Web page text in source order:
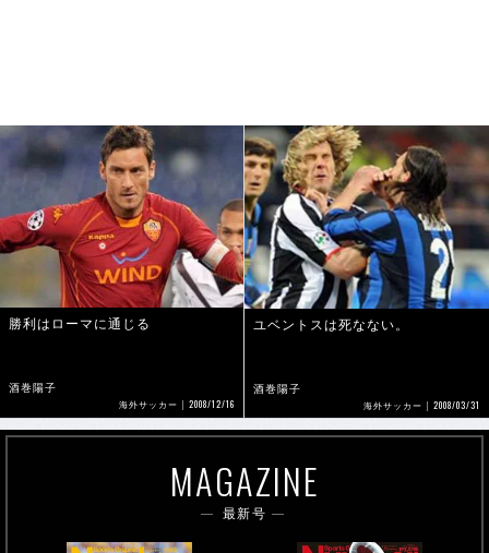
勝利はローマに通じる
酒巻陽子
海外サッカー 2008/12/16
ユベントスは死なない。
酒巻陽子
海外サッカー 2008/03/31
MAGAZINE
最新号